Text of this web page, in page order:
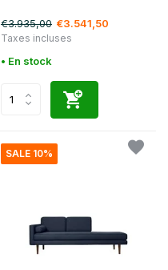
€3.935,00 €3.541,50
Taxes incluses
• En stock
SALE 10%